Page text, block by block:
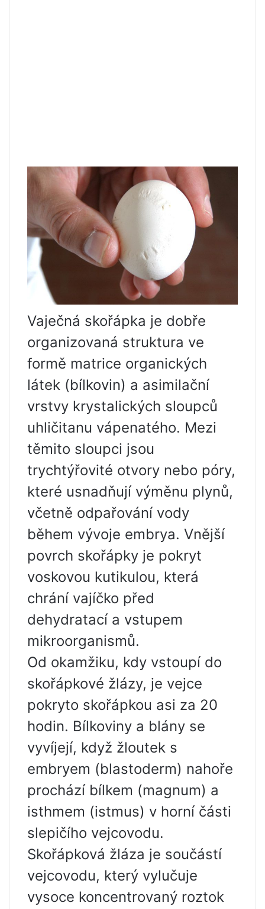
Vaječná skořápka je dobře
organizovaná struktura ve
formě matrice organických
látek (bílkovin) a asimilační
vrstvy krystalických sloupců
uhličitanu vápenatého. Mezi
těmito sloupci jsou
trychtýřovité otvory nebo póry,
které usnadňují výměnu plynů,
včetně odpařování vody
během vývoje embrya. Vnější
povrch skořápky je pokryt
voskovou kutikulou, která
chrání vajíčko před
dehydratací a vstupem
mikroorganismů.
Od okamžiku, kdy vstoupí do
skořápkové žlázy, je vejce
pokryto skořápkou asi za 20
hodin. Bílkoviny a blány se
vyvíjejí, když žloutek s
embryem (blastoderm) nahoře
prochází bílkem (magnum) a
isthmem (istmus) v horní části
slepičího vejcovodu.
Skořápková žláza je součástí
vejcovodu, který vylučuje
vysoce koncentrovaný roztok